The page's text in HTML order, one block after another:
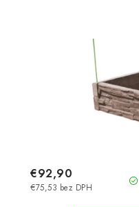
€75,53 bez DPH
€92,90